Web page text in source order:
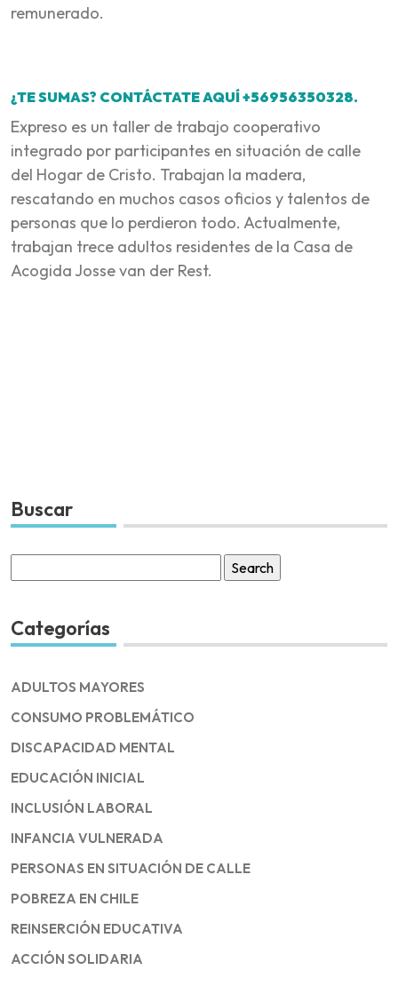
remunerado.
¿TE SUMAS? CONTÁCTATE AQUÍ +56956350328.
Expreso es un taller de trabajo cooperativo
integrado por participantes en situación de calle
del Hogar de Cristo. Trabajan la madera,
rescatando en muchos casos oficios y talentos de
personas que lo perdieron todo. Actualmente,
trabajan trece adultos residentes de la Casa de
Acogida Josse van der Rest.
Buscar
for:
Categorías
ADULTOS MAYORES
CONSUMO PROBLEMÁTICO
DISCAPACIDAD MENTAL
EDUCACIÓN INICIAL
INCLUSIÓN LABORAL
INFANCIA VULNERADA
PERSONAS EN SITUACIÓN DE CALLE
POBREZA EN CHILE
REINSERCIÓN EDUCATIVA
ACCIÓN SOLIDARIA